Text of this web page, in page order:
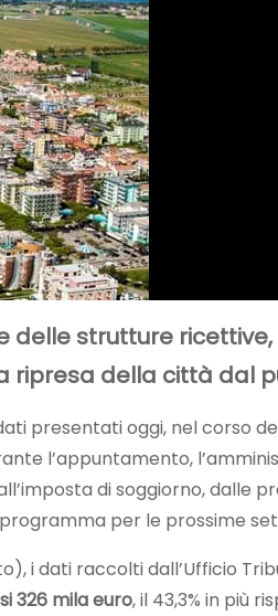
strutture
ripresa della città dal
presentati oggi, nel corso
l’appuntamento,
di soggiorno, dalle
per le prossime
i dati raccolti dall’Ufficio
326 mila euro, il 43,3% in più